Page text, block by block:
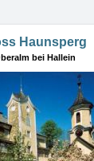
Haunsperg
bei Hallein